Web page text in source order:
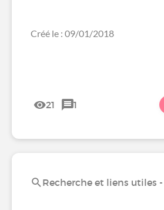
Créé le : 09/01/2018
21 1
Recherche et liens utiles